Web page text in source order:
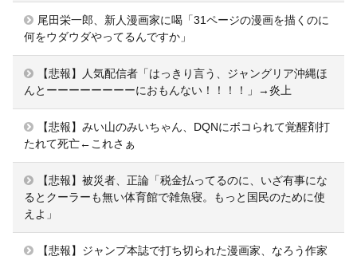
尾田栄一郎、新人漫画家に喝「31ページの漫画を描くのに
何をウダウダやってるんですか」
【悲報】人気配信者「はっきり言う、ジャングリア沖縄ほ
んとーーーーーーーーにおもんない！！！！」→炎上
【悲報】みい山のみいちゃん、DQNにボコられて覚醒剤打
たれて死亡←これさぁ
【悲報】被災者、正論「税金払ってるのに、いざ有事にな
るとクーラーも無い体育館で雑魚寝。もっと国民のために使
えよ」
【悲報】ジャンプ本誌で打ち切られた漫画家、なろう作家